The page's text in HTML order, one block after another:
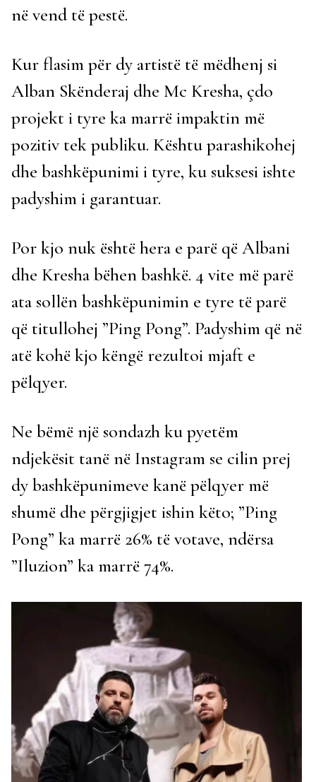
në vend të pestë.
Kur flasim për dy artistë të mëdhenj si
Alban Skënderaj dhe Mc Kresha, çdo
projekt i tyre ka marrë impaktin më
pozitiv tek publiku. Kështu parashikohej
dhe bashkëpunimi i tyre, ku suksesi ishte
padyshim i garantuar.
Por kjo nuk është hera e parë që Albani
dhe Kresha bëhen bashkë. 4 vite më parë
ata sollën bashkëpunimin e tyre të parë
që titullohej ”Ping Pong”. Padyshim që në
atë kohë kjo këngë rezultoi mjaft e
pëlqyer.
Ne bëmë një sondazh ku pyetëm
ndjekësit tanë në Instagram se cilin prej
dy bashkëpunimeve kanë pëlqyer më
shumë dhe përgjigjet ishin këto; ”Ping
Pong” ka marrë 26% të votave, ndërsa
”Iluzion” ka marrë 74%.